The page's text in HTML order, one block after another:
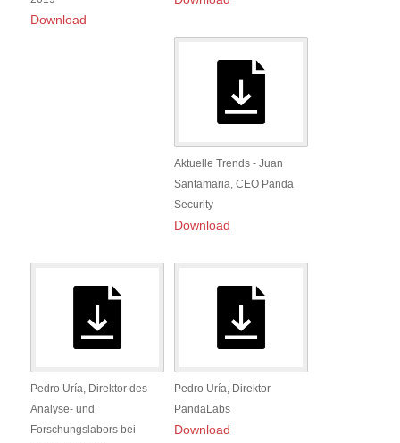
Download
Aktuelle Trends - Juan
Santamaria, CEO Panda
Security
Download
Pedro Uría, Direktor des
Analyse- und
Forschungslabors bei
Pedro Uría, Direktor
PandaLabs
Download